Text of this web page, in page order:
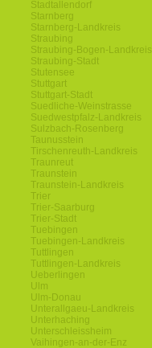
Stadtallendorf
Starnberg
Starnberg-Landkreis
Straubing
Straubing-Bogen-Landkreis
Straubing-Stadt
Stutensee
Stuttgart
Stuttgart-Stadt
Suedliche-Weinstrasse
Suedwestpfalz-Landkreis
Sulzbach-Rosenberg
Taunusstein
Tirschenreuth-Landkreis
Traunreut
Traunstein
Traunstein-Landkreis
Trier
Trier-Saarburg
Trier-Stadt
Tuebingen
Tuebingen-Landkreis
Tuttlingen
Tuttlingen-Landkreis
Ueberlingen
Ulm
Ulm-Donau
Unterallgaeu-Landkreis
Unterhaching
Unterschleissheim
Vaihingen-an-der-Enz